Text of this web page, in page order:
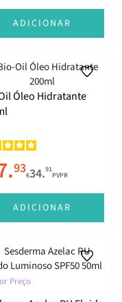
ADICIONAR
Óleo Hidratante
93€34.91
PVPR
ADICIONAR
Preço